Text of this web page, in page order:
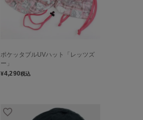
ポケッタブルUVハット「レッツズ
ー」
¥4,290税込